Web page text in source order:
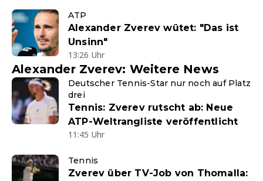
ATP
Alexander Zverev wütet: "Das ist
Unsinn"
13:26 Uhr
Alexander Zverev: Weitere News
Deutscher Tennis-Star nur noch auf Platz
drei
Tennis: Zverev rutscht ab: Neue
ATP-Weltrangliste veröffentlicht
11:45 Uhr
Tennis
Zverev über TV-Job von Thomalla: